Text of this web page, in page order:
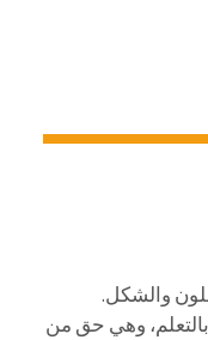
والشكل.
بالتعلم، وهي حق من